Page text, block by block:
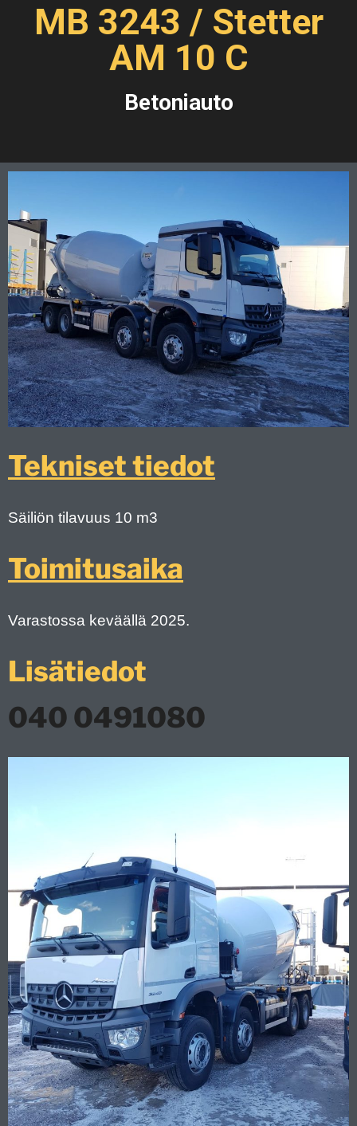
MB 3243 / Stetter
AM 10 C
Betoniauto
Tekniset tiedot
Säiliön tilavuus 10 m3
Toimitusaika
Varastossa keväällä 2025.
Lisätiedot
040 0491080